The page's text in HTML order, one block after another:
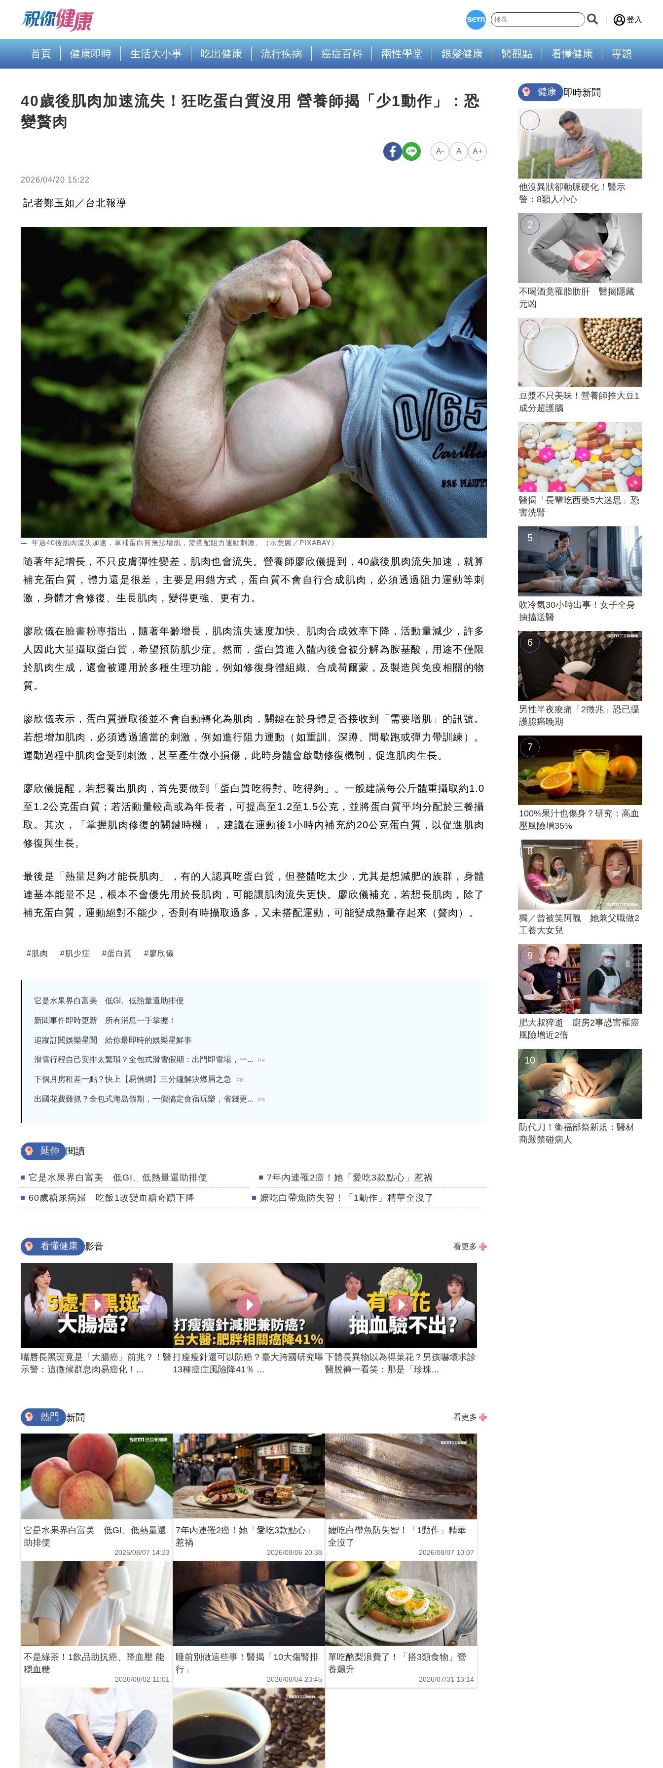
登入
首頁 健康即時 生活大小事 吃出健康 流行疾病 癌症百科 兩性學堂 銀髮健康 醫觀點 看懂健康 專題
40歲後肌肉加速流失！狂吃蛋白質沒用 營養師揭「少1動作」：恐
變贅肉
A- A A+
2026/04/20 15:22
記者鄭玉如／台北報導
年過40後肌肉流失加速，單補蛋白質無法增肌，需搭配阻力運動刺激。（示意圖／PIXABAY）
隨著年紀增長，不只皮膚彈性變差，肌肉也會流失。營養師廖欣儀提到，40歲後肌肉流失加速，就算
補充蛋白質，體力還是很差，主要是用錯方式，蛋白質不會自行合成肌肉，必須透過阻力運動等刺
激，身體才會修復、生長肌肉，變得更強、更有力。
廖欣儀在臉書粉專指出，隨著年齡增長，肌肉流失速度加快、肌肉合成效率下降，活動量減少，許多
人因此大量攝取蛋白質，希望預防肌少症。然而，蛋白質進入體內後會被分解為胺基酸，用途不僅限
於肌肉生成，還會被運用於多種生理功能，例如修復身體組織、合成荷爾蒙，及製造與免疫相關的物
質。
廖欣儀表示，蛋白質攝取後並不會自動轉化為肌肉，關鍵在於身體是否接收到「需要增肌」的訊號。
若想增加肌肉，必須透過適當的刺激，例如進行阻力運動（如重訓、深蹲、間歇跑或彈力帶訓練）。
運動過程中肌肉會受到刺激，甚至產生微小損傷，此時身體會啟動修復機制，促進肌肉生長。
廖欣儀提醒，若想養出肌肉，首先要做到「蛋白質吃得對、吃得夠」。一般建議每公斤體重攝取約1.0
至1.2公克蛋白質；若活動量較高或為年長者，可提高至1.2至1.5公克，並將蛋白質平均分配於三餐攝
取。其次，「掌握肌肉修復的關鍵時機」，建議在運動後1小時內補充約20公克蛋白質，以促進肌肉
修復與生長。
最後是「熱量足夠才能長肌肉」，有的人認真吃蛋白質，但整體吃太少，尤其是想減肥的族群，身體
連基本能量不足，根本不會優先用於長肌肉，可能讓肌肉流失更快。廖欣儀補充，若想長肌肉，除了
補充蛋白質，運動絕對不能少，否則有時攝取過多，又未搭配運動，可能變成熱量存起來（贅肉）。
# 肌肉 # 肌少症 #蛋白質 # 廖欣儀
它是水果界白富美 低GI、低熱量還助排便
新聞事件即時更新 所有消息一手掌握！
追蹤訂閱娛樂星聞 給你最即時的娛樂星鮮事
滑雪行程自己安排太繁瑣？全包式滑雪假期：出門即雪場，一... PR
下個月房租差一點？快上【易借網】三分鐘解決燃眉之急 PR
出國花費難抓？全包式海島假期，一價搞定食宿玩樂，省錢更... PR
延伸 閱讀
它是水果界白富美 低GI、低熱量還助排便 7年內連罹2癌！她「愛吃3款點心」惹禍
60歲糖尿病婦 吃飯1改變血糖奇蹟下降 嬤吃白帶魚防失智！「1動作」精華全沒了
看懂健康 影音 看更多
嘴唇長黑斑竟是「大腸癌」前兆？！醫
示警：這徵候群息肉易癌化！...
打瘦瘦針還可以防癌？臺大跨國研究曝
13種癌症風險降41％ ...
下體長異物以為得菜花？男孩嚇壞求診
醫脫褲一看笑：那是「珍珠...
熱門 新聞 看更多
它是水果界白富美 低GI、低熱量還
助排便
2026/08/07 14:23
7年內連罹2癌！她「愛吃3款點心」
惹禍
2026/08/06 20:38
嬤吃白帶魚防失智！「1動作」精華
全沒了
2026/08/07 10:07
不是綠茶！1飲品助抗癌、降血壓 能
穩血糖
2026/08/02 11:01
睡前別做這些事！醫揭「10大傷腎排
行」
2026/08/04 23:45
單吃酪梨浪費了！「搭3類食物」營
養飆升
2026/07/31 13:14
健康 即時新聞
他沒異狀卻動脈硬化！醫示
警：8類人小心
不喝酒竟罹脂肪肝 醫揭隱藏
元凶
豆漿不只美味！營養師推大豆1
成分超護腦
醫揭「長輩吃西藥5大迷思」恐
害洗腎
吹冷氣30小時出事！女子全身
抽搐送醫
男性半夜痠痛「2徵兆」恐已攝
護腺癌晚期
100%果汁也傷身？研究：高血
壓風險增35%
獨／曾被笑阿醜 她兼父職做2
工養大女兒
肥大叔猝逝 廚房2事恐害罹癌
風險增近2倍
防代刀！衛福部祭新規：醫材
商嚴禁碰病人